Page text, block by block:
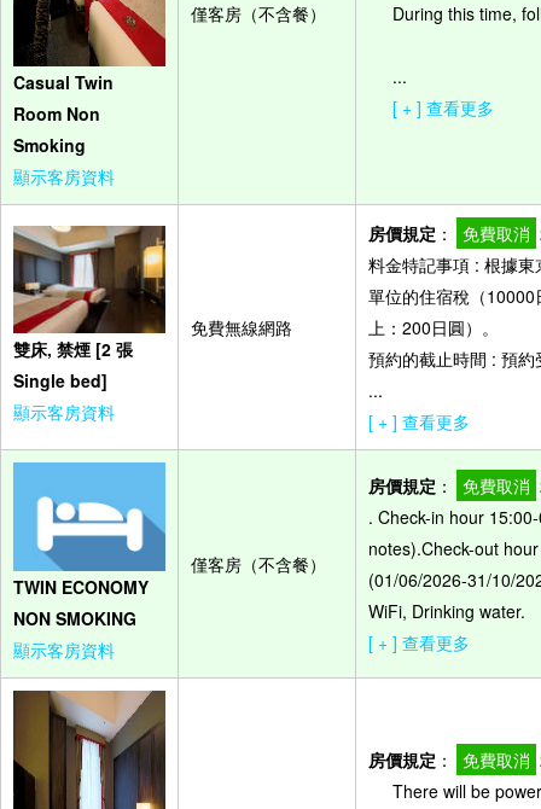
Casual Twin
Room Non
Smoking
顯示客房資料
僅客房（不含餐）
During this time,
...
[ + ] 查看更多
雙床, 禁煙 [2 張
Single bed]
顯示客房資料
免費無線網路
房價規定 ： 免費取消
料金特記事項 : 根據
單位的住宿稅（
上：200日圓）。
預約的截止時間 : 預
...
[ + ] 查看更多
TWIN ECONOMY
NON SMOKING
顯示客房資料
僅客房（不含餐）
房價規定 ： 免費取消
. Check-in hour
notes).Check-out
(01/06/2026-31/10/
WiFi, Drinking water.
[ + ] 查看更多
房價規定 ： 免費取消
There will be